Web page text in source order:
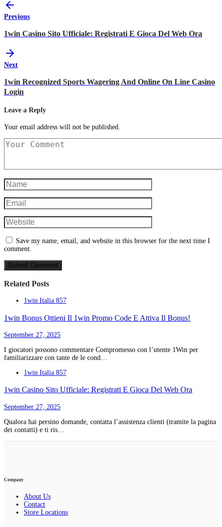
Previous
1win Casino Sito Ufficiale: Registrati E Gioca Del Web Ora
Next
1win Recognized Sports Wagering And Online On Line Casino
Login
Leave a Reply
Your email address will not be published.
Save my name, email, and website in this browser for the next time I
comment.
Related Posts
1win Italia 857
1win Bonus Ottieni Il 1win Promo Code E Attiva Il Bonus!
September 27, 2025
I giocatori possono commentare Compromesso con l’utente 1Win per
familiarizzare con tante de le cond…
1win Italia 857
1win Casino Sito Ufficiale: Registrati E Gioca Del Web Ora
September 27, 2025
Qualora hai persino domande, contatta l’assistenza clienti (tramite la pagina
dei contatti) e ti ris…
Company
About Us
Contact
Store Locations